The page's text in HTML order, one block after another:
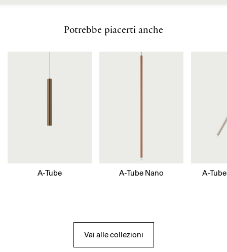
Potrebbe piacerti anche
A-Tube A-Tube Nano A-
Vai alle collezioni